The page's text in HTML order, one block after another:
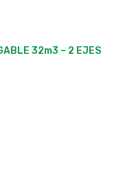
32m3 – 2 EJES